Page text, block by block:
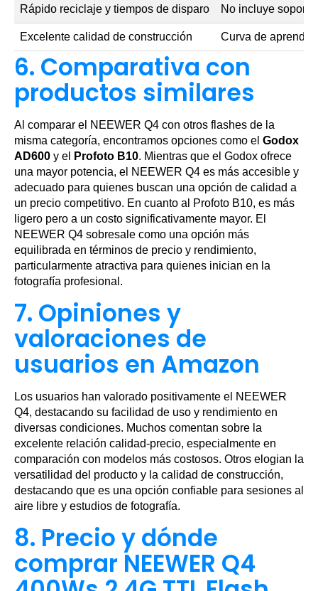
Rápido reciclaje y tiempos de disparo No incluye soporte
Excelente calidad de construcción Curva de
6. Comparativa con
productos similares
Al comparar el NEEWER Q4 con otros flashes de la
misma categoría, encontramos opciones como el Godox
AD600 y el Profoto B10. Mientras que el Godox ofrece
una mayor potencia, el NEEWER Q4 es más accesible y
adecuado para quienes buscan una opción de calidad a
un precio competitivo. En cuanto al Profoto B10, es más
ligero pero a un costo significativamente mayor. El
NEEWER Q4 sobresale como una opción más
equilibrada en términos de precio y rendimiento,
particularmente atractiva para quienes inician en la
fotografía profesional.
7. Opiniones y
valoraciones de
usuarios en Amazon
Los usuarios han valorado positivamente el NEEWER
Q4, destacando su facilidad de uso y rendimiento en
diversas condiciones. Muchos comentan sobre la
excelente relación calidad-precio, especialmente en
comparación con modelos más costosos. Otros elogian la
versatilidad del producto y la calidad de construcción,
destacando que es una opción confiable para sesiones al
aire libre y estudios de fotografía.
8. Precio y dónde
comprar NEEWER Q4